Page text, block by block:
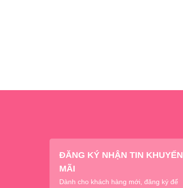
ĐĂNG KÝ NHẬN TIN KHUYẾN
MÃI
Dành cho khách hàng mới, đăng ký để